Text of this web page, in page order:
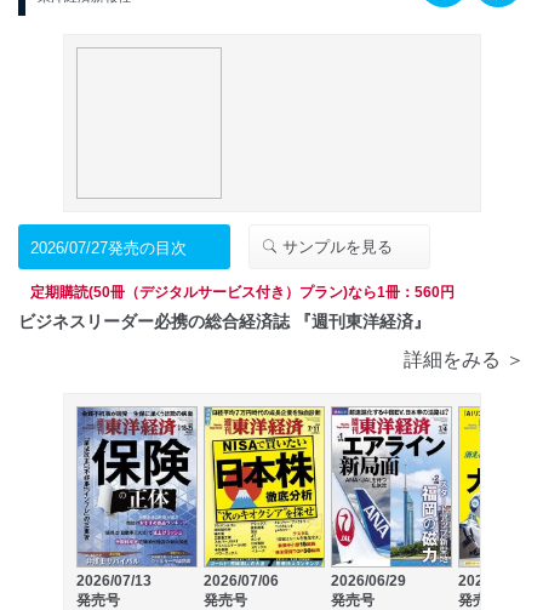
2026/07/27発売の目次 サンプルを見る
定期購読(50冊（デジタルサービス付き）プラン)なら1冊：560円
ビジネスリーダー必携の総合経済誌 『週刊東洋経済』
詳細をみる ＞
2026/07/13
発売号
2026/07/06
発売号
2026/06/29
発売号
2026/06/15
発売号